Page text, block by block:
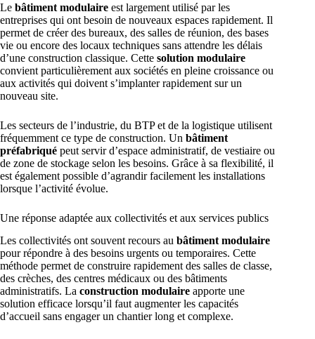
Le bâtiment modulaire est largement utilisé par les
entreprises qui ont besoin de nouveaux espaces rapidement. Il
permet de créer des bureaux, des salles de réunion, des bases
vie ou encore des locaux techniques sans attendre les délais
d’une construction classique. Cette solution modulaire
convient particulièrement aux sociétés en pleine croissance ou
aux activités qui doivent s’implanter rapidement sur un
nouveau site.
Les secteurs de l’industrie, du BTP et de la logistique utilisent
fréquemment ce type de construction. Un bâtiment
préfabriqué peut servir d’espace administratif, de vestiaire ou
de zone de stockage selon les besoins. Grâce à sa flexibilité, il
est également possible d’agrandir facilement les installations
lorsque l’activité évolue.
Une réponse adaptée aux collectivités et aux services publics
Les collectivités ont souvent recours au bâtiment modulaire
pour répondre à des besoins urgents ou temporaires. Cette
méthode permet de construire rapidement des salles de classe,
des crèches, des centres médicaux ou des bâtiments
administratifs. La construction modulaire apporte une
solution efficace lorsqu’il faut augmenter les capacités
d’accueil sans engager un chantier long et complexe.